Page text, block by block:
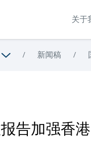
关于
/ 新闻稿 /
告加强香